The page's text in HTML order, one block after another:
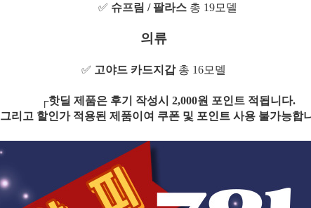
✅ 슈프림 / 팔라스 총 19모델
의류
✅ 고야드 카드지갑총 16모델
┌핫딜 제품은 후기 작성시 2,000원 포인트 적됩니다.
그리고 할인가 적용된 제품이여 쿠폰 및 포인트 사용 불가능합